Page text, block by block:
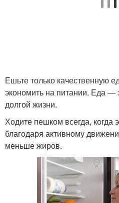
Ешьте только качественную
экономить на питании. Еда —
долгой жизни.
Ходите пешком всегда, когда
благодаря активному
меньше жиров.